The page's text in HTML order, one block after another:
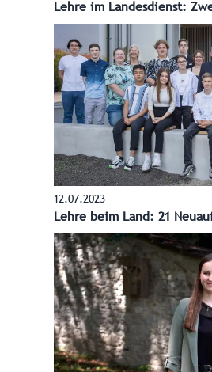
Lehre im Landesdienst:
12.07.2023
Lehre beim Land: 21